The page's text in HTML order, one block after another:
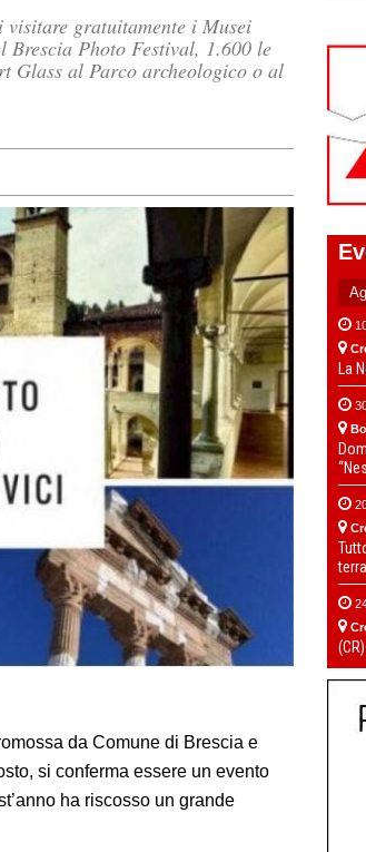
visitare gratuitamente i Musei
Brescia Photo Festival, 1.600 le
Glass al Parco archeologico o al
da Comune di Brescia e
si conferma essere un evento
ha riscosso un grande
La